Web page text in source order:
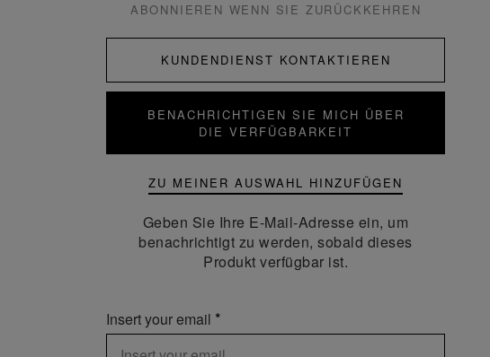
ABONNIEREN WENN SIE ZURÜCKKEHREN
KUNDENDIENST KONTAKTIEREN
BENACHRICHTIGEN SIE MICH ÜBER
DIE VERFÜGBARKEIT
ZU MEINER AUSWAHL HINZUFÜGEN
Geben Sie Ihre E-Mail-Adresse ein, um
benachrichtigt zu werden, sobald dieses
Produkt verfügbar ist.
Insert your email